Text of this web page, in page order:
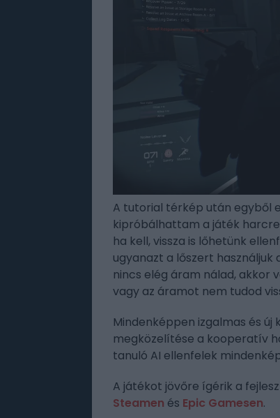
A tutorial térkép után egyből
kipróbálhattam a játék
ha kell, vissza is lőhetünk
ugyanazt a lőszert
nincs elég áram nálad, akkor
vagy az áramot nem tudod
Mindenképpen izgalmas és
megközelítése a kooperatív
tanuló AI ellenfelek
A játékot jövőre ígérik a
Steamen és Epic Gamesen.